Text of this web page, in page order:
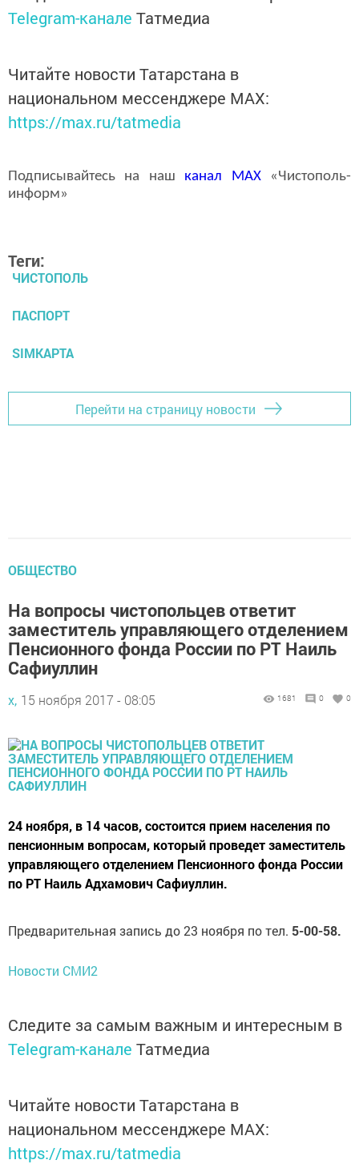
Telegram-канале Татмедиа
Читайте новости Татарстана в
национальном мессенджере MАХ:
https://max.ru/tatmedia
Подписывайтесь на наш канал MAX«Чистополь-
информ»
Теги:
ЧИСТОПОЛЬ
ПАСПОРТ
SIMКАРТА
Перейти на страницу новости
ОБЩЕСТВО
На вопросы чистопольцев ответит
заместитель управляющего отделением
Пенсионного фонда России по РТ Наиль
Сафиуллин
х, 15 ноября 2017 - 08:05 1681 0 0
24 ноября, в 14 часов, состоится прием населения по
пенсионным вопросам, который проведет заместитель
управляющего отделением Пенсионного фонда России
по РТ Наиль Адхамович Сафиуллин.
Предварительная запись до 23 ноября по тел. 5-00-58.
Новости СМИ2
Следите за самым важным и интересным в
Telegram-канале Татмедиа
Читайте новости Татарстана в
национальном мессенджере MАХ:
https://max.ru/tatmedia